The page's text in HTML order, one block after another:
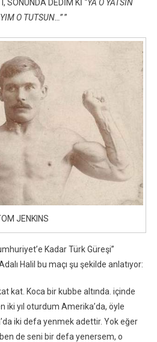
SONUNDA DEDİM Kİ “YA O YATSIN
O TUTSUN…””
JENKINS
Kadar Türk Güreşi”
Halil bu maçı şu şekilde anlatıyor:
kat. Koca bir kubbe altında. içinde
iki yıl oturdum Amerika’da, öyle
iki defa yenmek adettir. Yok eğer
de seni bir defa yenersem, o